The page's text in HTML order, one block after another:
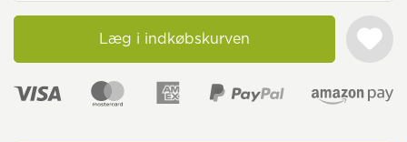
Læg i indkøbskurven